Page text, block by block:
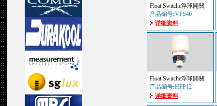
Float Switche浮球開關
产品编号:VFS40
详细资料
Float Switche浮球開關
产品编号:HFP12
详细资料